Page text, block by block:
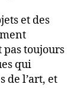
et des
pas toujours
qui
de l’art, et